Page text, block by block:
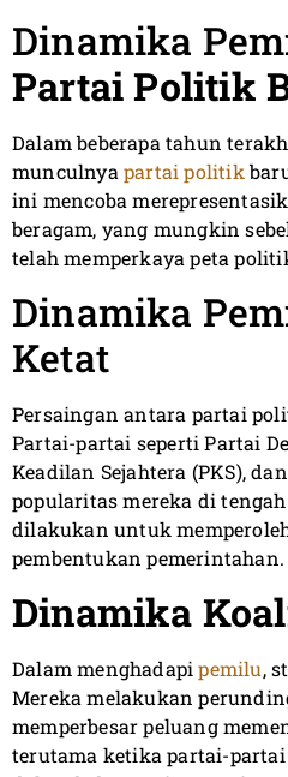
Dinamika
Partai Politik
Dalam beberapa tahun
munculnya partai politik
ini mencoba
beragam, yang mungkin
telah memperkaya peta
Dinamika
Ketat
Persaingan antara partai
Partai-partai seperti Partai
Keadilan Sejahtera (PKS),
popularitas mereka di
dilakukan untuk
pembentukan pemerintahan.
Dinamika
Dalam menghadapipemilu,
Mereka melakukan
memperbesar peluang
terutama ketika partai-